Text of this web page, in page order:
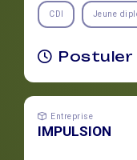
CDI Jeune
Entreprise
IMPULSION